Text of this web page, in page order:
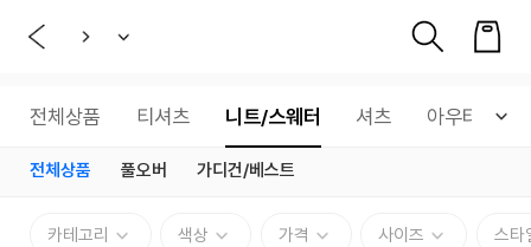
전체상품 티셔츠 니트/스웨터 셔츠 아우터
전체상품 풀오버 가디건/베스트
카테고리 색상 가격 사이즈 스타